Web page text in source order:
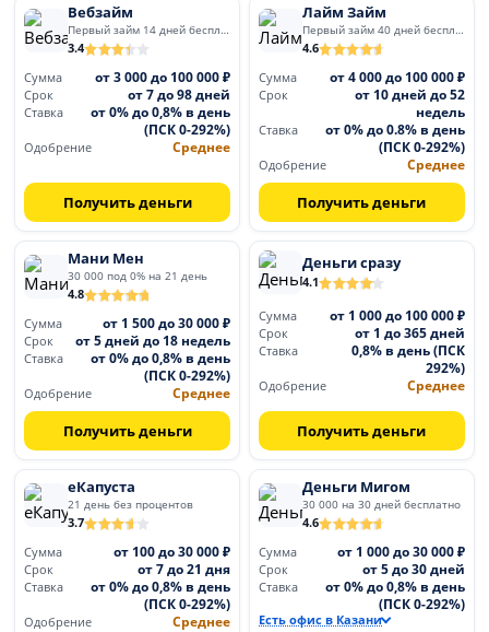
Вебзайм
Первый займ 14 дней бесплатно
3.4
Сумма
от 3 000 до 100 000 ₽
Срок от 7 до 98 дней
Ставка
от 0% до 0,8% в день
(ПСК 0-292%)
Одобрение Среднее
Получить деньги
Лайм Займ
Первый займ 40 дней бесплатно
4.6
Сумма
от 4 000 до 100 000 ₽
Срок
от 10 дней до 52
недель
Ставка
от 0% до 0.8% в день
(ПСК 0-292%)
Одобрение Среднее
Получить деньги
Мани Мен
30 000 под 0% на 21 день
4.8
Сумма
от 1 500 до 30 000 ₽
Срок от 5 дней до 18 недель
Ставка
от 0% до 0,8% в день
(ПСК 0-292%)
Одобрение Среднее
Получить деньги
Деньги сразу
4.1
Сумма от 1 000 до 100 000 ₽
Срок от 1 до 365 дней
Ставка
0,8% в день (ПСК
292%)
Одобрение Среднее
Получить деньги
еКапуста
21 день без процентов
3.7
Сумма
от 100 до 30 000 ₽
Срок от 7 до 21 дня
Ставка
от 0% до 0,8% в день
(ПСК 0-292%)
Одобрение Среднее
Деньги Мигом
30 000 на 30 дней бесплатно
4.6
Сумма
от 1 000 до 30 000 ₽
Срок от 5 до 30 дней
Ставка
от 0% до 0,8% в день
(ПСК 0-292%)
Есть офис в Казани